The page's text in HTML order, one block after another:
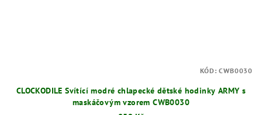
CLOCKODILE Svítící modré chlapecké dětské hodinky ARMY s
maskáčovým vzorem CWB0030
KÓD:CWB0030